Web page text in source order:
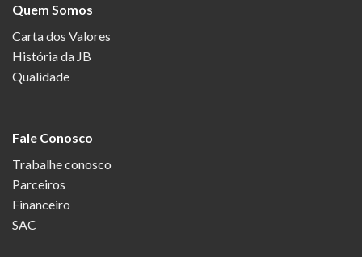
Quem Somos
Carta dos Valores
História da JB
Qualidade
Fale Conosco
Trabalhe conosco
Parceiros
Financeiro
SAC